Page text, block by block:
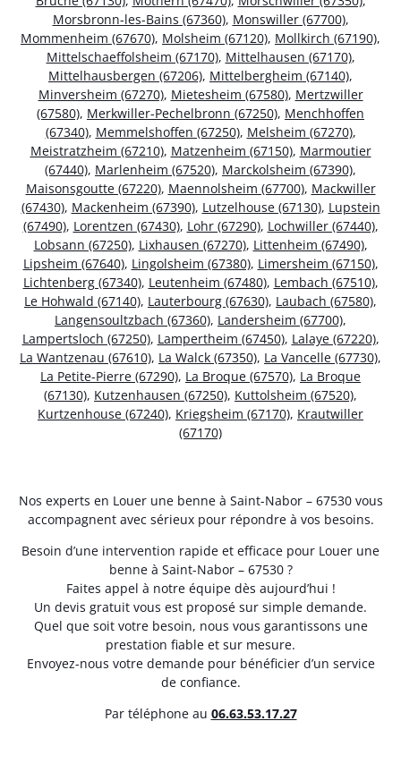
Morsbronn-les-Bains (67360), Monswiller (67700),
Mommenheim (67670), Molsheim (67120), Mollkirch (67190),
Mittelschaeffolsheim (67170), Mittelhausen (67170),
Mittelhausbergen (67206), Mittelbergheim (67140),
Minversheim (67270), Mietesheim (67580), Mertzwiller
(67580), Merkwiller-Pechelbronn (67250), Menchhoffen
(67340), Memmelshoffen (67250), Melsheim (67270),
Meistratzheim (67210), Matzenheim (67150), Marmoutier
(67440), Marlenheim (67520), Marckolsheim (67390),
Maisonsgoutte (67220), Maennolsheim (67700), Mackwiller
(67430), Mackenheim (67390), Lutzelhouse (67130), Lupstein
(67490), Lorentzen (67430), Lohr (67290), Lochwiller (67440),
Lobsann (67250), Lixhausen (67270), Littenheim (67490),
Lipsheim (67640), Lingolsheim (67380), Limersheim (67150),
Lichtenberg (67340), Leutenheim (67480), Lembach (67510),
Le Hohwald (67140), Lauterbourg (67630), Laubach (67580),
Langensoultzbach (67360), Landersheim (67700),
Lampertsloch (67250), Lampertheim (67450), Lalaye (67220),
La Wantzenau (67610), La Walck (67350), La Vancelle (67730),
La Petite-Pierre (67290), La Broque (67570), La Broque
(67130), Kutzenhausen (67250), Kuttolsheim (67520),
Kurtzenhouse (67240), Kriegsheim (67170), Krautwiller
(67170)
Nos experts en Louer une benne à Saint-Nabor – 67530 vous
accompagnent avec sérieux pour répondre à vos besoins.
Besoin d’une intervention rapide et efficace pour Louer une
benne à Saint-Nabor – 67530 ?
Faites appel à notre équipe dès aujourd’hui !
Un devis gratuit vous est proposé sur simple demande.
Quel que soit votre besoin, nous vous garantissons une
prestation fiable et sur mesure.
Envoyez-nous votre demande pour bénéficier d’un service
de confiance.
Par téléphone au 06.63.53.17.27